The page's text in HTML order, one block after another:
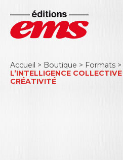
Accueil > Boutique > Formats >
L’INTELLIGENCE
CRÉATIVITÉ